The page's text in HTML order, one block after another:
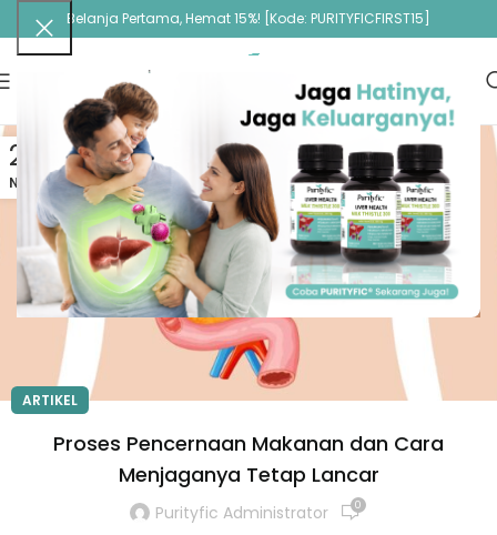
Belanja Pertama, Hemat 15%! [Kode: PURITYFICFIRST15]
26
NOV
ARTIKEL
Proses Pencernaan Makanan dan Cara
Menjaganya Tetap Lancar
Purityfic Administrator 0